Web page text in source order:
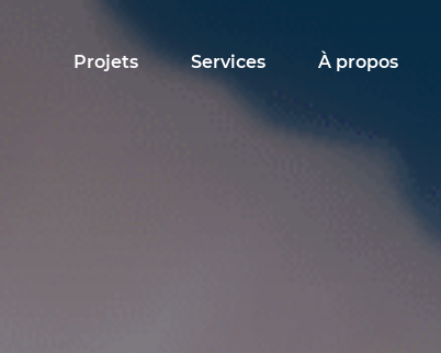
Projets Services À propos